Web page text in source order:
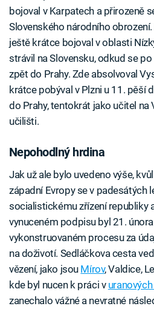
bojoval v Karpatech a přirozeně
Slovenského národního
ještě krátce bojoval v oblasti
strávil na Slovensku, odkud se
zpět do Prahy. Zde absolvoval
krátce pobýval v Plzni u 11. pěší
do Prahy, tentokrát jako učitel na
učilišti.
Nepohodlný hrdina
Jak už ale bylo uvedeno výše,
západní Evropy se v padesátých
socialistickému zřízení republiky
vynuceném podpisu byl 21.
vykonstruovaném procesu za
na doživotí. Sedláčkova cesta
vězení, jako jsou Mírov, Valdice,
kde byl nucen k práci v
zanechalo vážné a nevratné